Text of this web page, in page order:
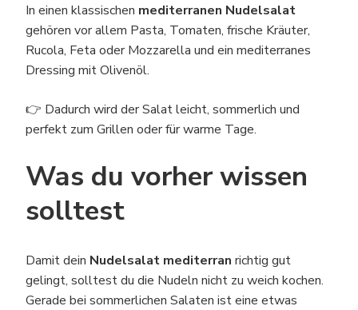
In einen klassischen mediterranen Nudelsalat
gehören vor allem Pasta, Tomaten, frische Kräuter,
Rucola, Feta oder Mozzarella und ein mediterranes
Dressing mit Olivenöl.
👉 Dadurch wird der Salat leicht, sommerlich und
perfekt zum Grillen oder für warme Tage.
Was du vorher wissen
solltest
Damit dein Nudelsalat mediterran richtig gut
gelingt, solltest du die Nudeln nicht zu weich kochen.
Gerade bei sommerlichen Salaten ist eine etwas